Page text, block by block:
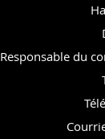
Responsable du